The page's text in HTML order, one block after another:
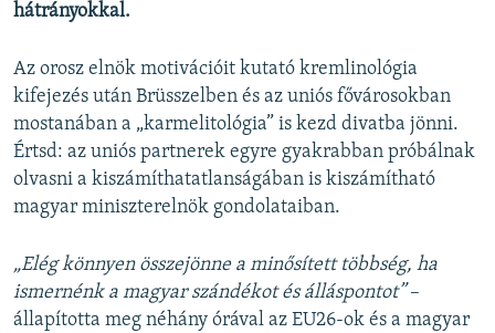
hátrányokkal.
Az orosz elnök motivációit kutató kremlinológia
kifejezés után Brüsszelben és az uniós fővárosokban
mostanában a „karmelitológia” is kezd divatba jönni.
Értsd: az uniós partnerek egyre gyakrabban próbálnak
olvasni a kiszámíthatatlanságában is kiszámítható
magyar miniszterelnök gondolataiban.
„Elég könnyen összejönne a minősített többség, ha
ismernénk a magyar szándékot és álláspontot” –
állapította meg néhány órával az EU26-ok és a magyar